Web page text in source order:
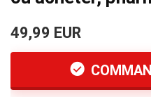
49,99 EUR